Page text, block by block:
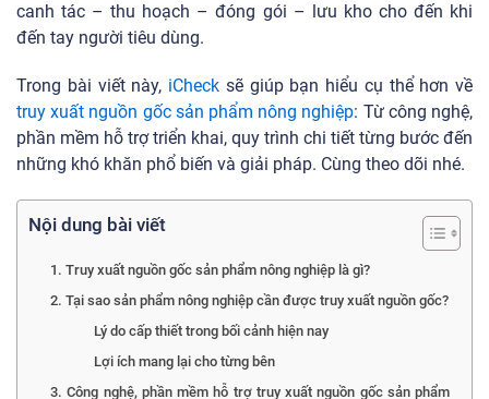
canh tác – thu hoạch – đóng gói – lưu kho cho đến khi
đến tay người tiêu dùng.
Trong bài viết này, iCheck sẽ giúp bạn hiểu cụ thể hơn về
truy xuất nguồn gốc sản phẩm nông nghiệp: Từ công nghệ,
phần mềm hỗ trợ triển khai, quy trình chi tiết từng bước đến
những khó khăn phổ biến và giải pháp. Cùng theo dõi nhé.
Nội dung bài viết
1. Truy xuất nguồn gốc sản phẩm nông nghiệp là gì?
2. Tại sao sản phẩm nông nghiệp cần được truy xuất nguồn gốc?
Lý do cấp thiết trong bối cảnh hiện nay
Lợi ích mang lại cho từng bên
3. Công nghệ, phần mềm hỗ trợ truy xuất nguồn gốc sản phẩm